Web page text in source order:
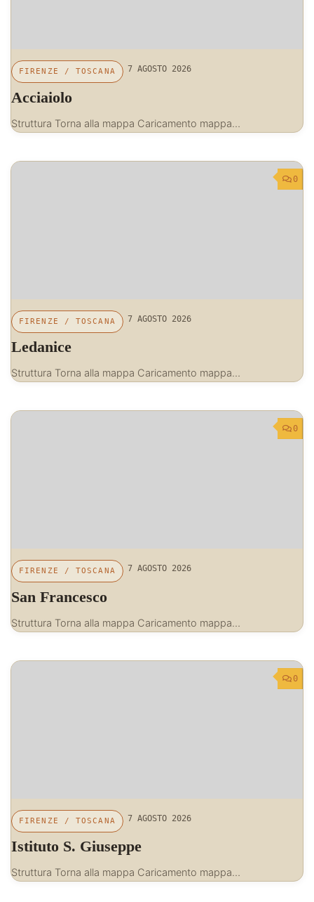
FIRENZE /TOSCANA 7 AGOSTO 2026
Acciaiolo
Struttura Torna alla mappa Caricamento mappa…
0
FIRENZE /TOSCANA 7 AGOSTO 2026
Ledanice
Struttura Torna alla mappa Caricamento mappa…
0
FIRENZE /TOSCANA 7 AGOSTO 2026
San Francesco
Struttura Torna alla mappa Caricamento mappa…
0
FIRENZE /TOSCANA 7 AGOSTO 2026
Istituto S. Giuseppe
Struttura Torna alla mappa Caricamento mappa…